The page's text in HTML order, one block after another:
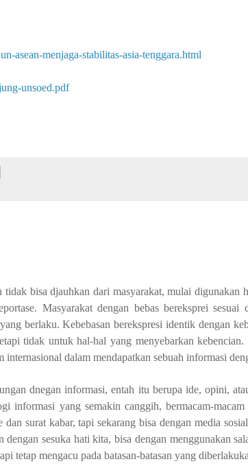
asean-menjaga-stabilitas-asia-tenggara.html
unsoed.pdf
bisa djauhkan dari masyarakat, mulai digunakan
Masyarakat dengan bebas bereksprei
berlaku. Kebebasan berekspresi identik dengan
tidak untuk hal-hal yang menyebarkan kebencian.
dalam mendapatkan sebuah informasi
dnegan informasi, entah itu berupa ide, opini,
informasi yang semakin canggih, bermacam-
surat kabar, tapi sekarang bisa dengan media
sesuka hati kita, bisa dengan menggunakan
tetap mengacu pada batasan-batasan yang